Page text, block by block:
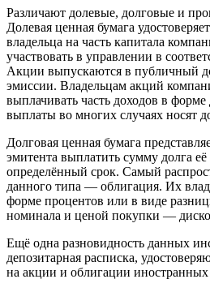
Различают долевые, долговые и
Долевая ценная бумага
владельца на часть капитала
участвовать в управлении в
Акции выпускаются в публичный
эмиссии. Владельцам акций
выплачивать часть доходов в
выплаты во многих случаях носят
Долговая ценная бумага
эмитента выплатить сумму долга её
определённый срок. Самый
данного типа — облигация. Их
форме процентов или в виде
номинала и ценой покупки —
Ещё одна разновидность данных
депозитарная расписка,
на акции и облигации иностранных